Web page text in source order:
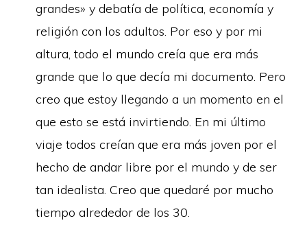
grandes» y debatía de política, economía y
religión con los adultos. Por eso y por mi
altura, todo el mundo creía que era más
grande que lo que decía mi documento. Pero
creo que estoy llegando a un momento en el
que esto se está invirtiendo. En mi último
viaje todos creían que era más joven por el
hecho de andar libre por el mundo y de ser
tan idealista. Creo que quedaré por mucho
tiempo alrededor de los 30.